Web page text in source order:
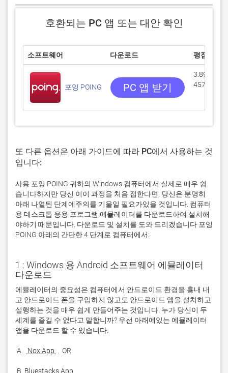
호환되는 PC 앱 또는 대안 확인
소프트웨어 다운로드 평점
포잉 POING PC 앱 받기
3.89278/5
457 리뷰
또 다른 옵션은 아래 가이드에 따라 PC에서 사용하는 것
입니다:
사용 포잉 POING 귀하의 Windows 컴퓨터에서 실제로 매우 쉽
습니다하지만 당신 이이 과정을 처음 접한다면, 당신은 분명히
아래 나열된 단계에주의를 기울일 필요가있을 것입니다. 컴퓨터
용 데스크톱 응용 프로그램 에뮬레이터를 다운로드하여 설치해
야하기 때문입니다. 다운로드 및 설치를 도와 드리겠습니다 포잉
POING 아래의 간단한 4 단계로 컴퓨터에서:
1 : Windows 용 Android 소프트웨어 에뮬레이터
다운로드
에뮬레이터의 중요성은 컴퓨터에서 안드로이드 환경을 흉내 내
고 안드로이드 폰을 구입하지 않고도 안드로이드 앱을 설치하고
실행하는 것을 매우 쉽게 만들어주는 것입니다. 누가 당신이 두
세계를 즐길 수 없다고 말합니까? 우선 아래에있는 에뮬레이터
A. Nox App
B. Bluestacks App